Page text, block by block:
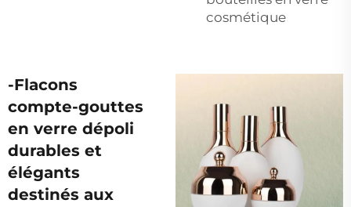
cosmétique
-Flacons
compte-gouttes
en verre dépoli
durables et
élégants
destinés aux